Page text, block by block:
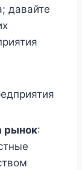
давайте
рынок: